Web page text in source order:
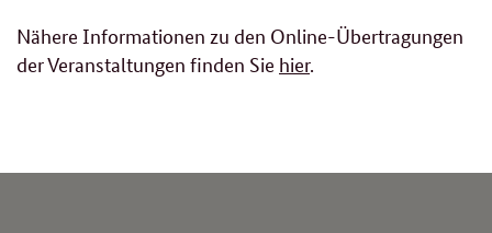
Nähere Informationen zu den Online-Übertragungen
der Veranstaltungen finden Sie hier.